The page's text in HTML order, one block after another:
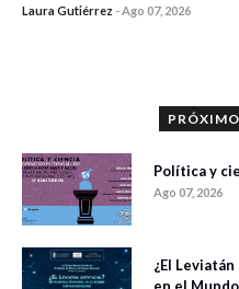
Laura Gutiérrez - Ago 07, 2026
Política y
Ago 07, 2026
¿El
en el